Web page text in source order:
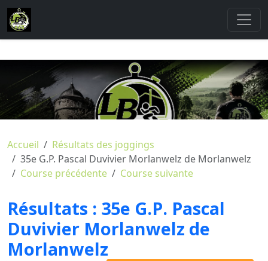
Accueil
Résultats des joggings
35e G.P. Pascal Duvivier Morlanwelz de Morlanwelz
Course précédente
Course suivante
Résultats : 35e G.P. Pascal
Duvivier Morlanwelz de
Morlanwelz